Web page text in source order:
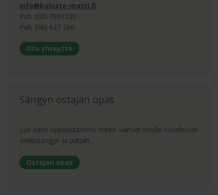
info@kaluste-matti.fi
Puh. 020-7969230
Puh. (08) 627 266
Ota yhteyttä
Sängyn ostajan opas
Lue osto-oppaastamme miten valitset sinulle soveltuvan
jenkkisängyn ja patjan.
Ostajan opas